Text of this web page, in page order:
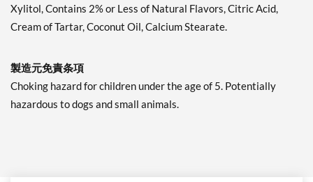
カートに入れる »
Juicy Cranberry - Pouch 2
Xylitol, Contains 2% or Less of Natural Flavors, Citric Acid,
Cream of Tartar, Coconut Oil, Calcium Stearate.
製造元免責条項
Choking hazard for children under the age of 5. Potentially
hazardous to dogs and small animals.